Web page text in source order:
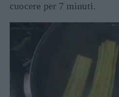
cuocere per 7 minuti.